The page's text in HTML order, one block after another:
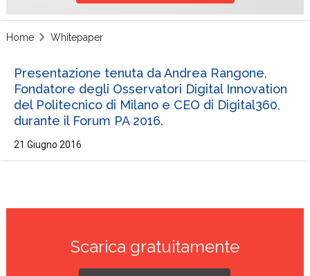
Home Whitepaper
Presentazione tenuta da Andrea Rangone,
Fondatore degli Osservatori Digital Innovation
del Politecnico di Milano e CEO di Digital360,
durante il Forum PA 2016.
21 Giugno 2016
Scarica gratuitamente